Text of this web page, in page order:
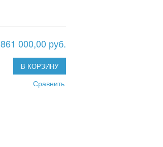
861 000,00 руб.
В КОРЗИНУ
Сравнить